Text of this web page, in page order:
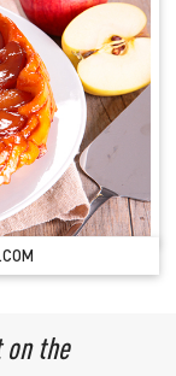
on the